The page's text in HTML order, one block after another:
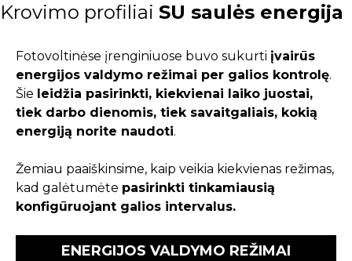
Krovimo profiliai SU saulės energija
Fotovoltinėse įrenginiuose buvo sukurti įvairūs
energijos valdymo režimai per galios kontrolę.
Šie leidžia pasirinkti, kiekvienai laiko juostai,
tiek darbo dienomis, tiek savaitgaliais, kokią
energiją norite naudoti.
Žemiau paaiškinsime, kaip veikia kiekvienas režimas,
kad galėtumėte pasirinkti tinkamiausią
konfigūruojant galios intervalus.
ENERGIJOS VALDYMO REŽIMAI